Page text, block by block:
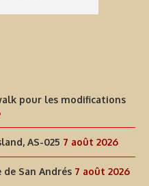
pour les modifications
AS-025 7 août 2026
San Andrés 7 août 2026